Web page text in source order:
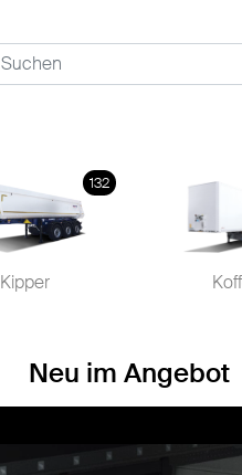
Kipper
132
Neu im Angebot